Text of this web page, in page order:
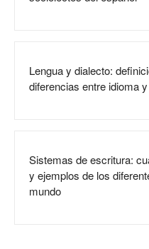
Lengua y dialecto:
diferencias entre idioma
Sistemas de escritura:
y ejemplos de los
mundo